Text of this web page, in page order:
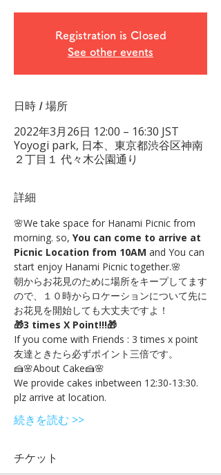
Registration is Closed
See other events
日時 / 場所
2022年3月26日 12:00 – 16:30 JST
Yoyogi park, 日本、東京都渋谷区神南
２丁目１ 代々木公園通り
詳細
🌸We take space for Hanami Picnic from
morning. so, You can come to arrive at
Picnic Location from 10AM and You can
start enjoy Hanami Picnic together.🌸
朝からお花見のために場所をキープしてます
ので、１０時からロケーションについて先に
お花見を開始しても大丈夫ですよ！
🎁3 times X Point!!!🎁
If you come with Friends : 3 times x point
友達ときたら必ずポイント三倍です。
🍰🌸About Cake🍰🌸
We provide cakes inbetween 12:30-13:30.
plz arrive at location.
続きを読む >>
チケット